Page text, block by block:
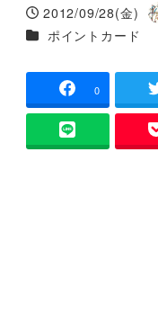
投稿日
2012/09/28(金)
カテゴリー
ポイントカード
0